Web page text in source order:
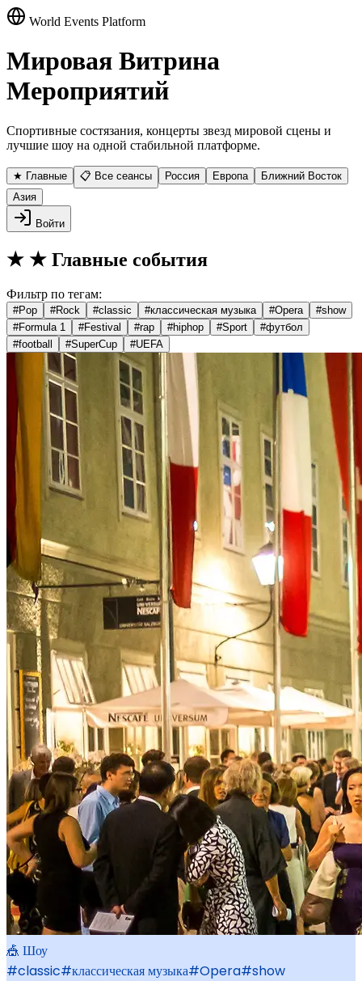
World Events Platform
Мировая Витрина
Мероприятий
Спортивные состязания, концерты звезд мировой сцены и
лучшие шоу на одной стабильной платформе.
★ Главные 📋 Все сеансы Россия Европа
Ближний Восток
Азия
Войти
★ ★ Главные события
Фильтр по тегам:
#Pop #Rock #classic #классическая музыка #Opera #show
#Formula 1 #Festival #rap #hiphop #Sport #футбол
#football #SuperCup #UEFA
🎪 Шоу
#classic#классическая музыка#Opera#show